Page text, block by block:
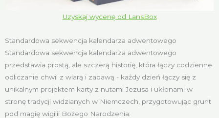
Uzyskaj wycenę od LansBox
Standardowa sekwencja kalendarza adwentowego
Standardowa sekwencja kalendarza adwentowego
przedstawia prostą, ale szczerą historię, która łączy codzienne
odliczanie chwil z wiarą i zabawą - każdy dzień łączy się z
unikalnym projektem karty z nutami Jezusa i ukłonami w
stronę tradycji widzianych w Niemczech, przygotowując grunt
pod magię wigilii Bożego Narodzenia: